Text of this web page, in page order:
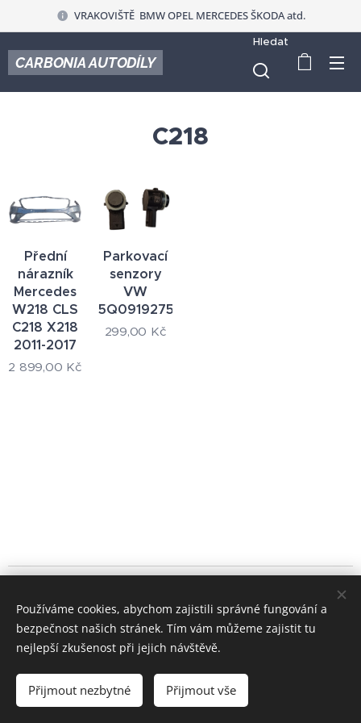
VRAKOVIŠTĚ BMW OPEL MERCEDES ŠKODA atd.
CARBONIA AUTODÍLY
Hledat
C218
Přední
nárazník
Mercedes
W218 CLS
C218 X218
2011-2017
2 899,00 Kč
Parkovací
senzory
VW
5Q0919275B
299,00 Kč
+420 722 195 264
Cookies
Měna
CZK Kč
Používáme cookies, abychom zajistili správné fungování a
bezpečnost našich stránek. Tím vám můžeme zajistit tu
nejlepší zkušenost při jejich návštěvě.
Přijmout nezbytné Přijmout vše